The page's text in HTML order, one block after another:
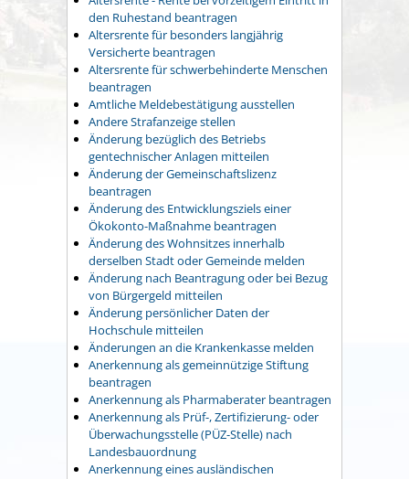
den Ruhestand beantragen
Altersrente für besonders langjährig
Versicherte beantragen
Altersrente für schwerbehinderte Menschen
beantragen
Amtliche Meldebestätigung ausstellen
Andere Strafanzeige stellen
Änderung bezüglich des Betriebs
gentechnischer Anlagen mitteilen
Änderung der Gemeinschaftslizenz
beantragen
Änderung des Entwicklungsziels einer
Ökokonto-Maßnahme beantragen
Änderung des Wohnsitzes innerhalb
derselben Stadt oder Gemeinde melden
Änderung nach Beantragung oder bei Bezug
von Bürgergeld mitteilen
Änderung persönlicher Daten der
Hochschule mitteilen
Änderungen an die Krankenkasse melden
Anerkennung als gemeinnützige Stiftung
beantragen
Anerkennung als Pharmaberater beantragen
Anerkennung als Prüf-, Zertifizierung- oder
Überwachungsstelle (PÜZ-Stelle) nach
Landesbauordnung
Anerkennung eines ausländischen